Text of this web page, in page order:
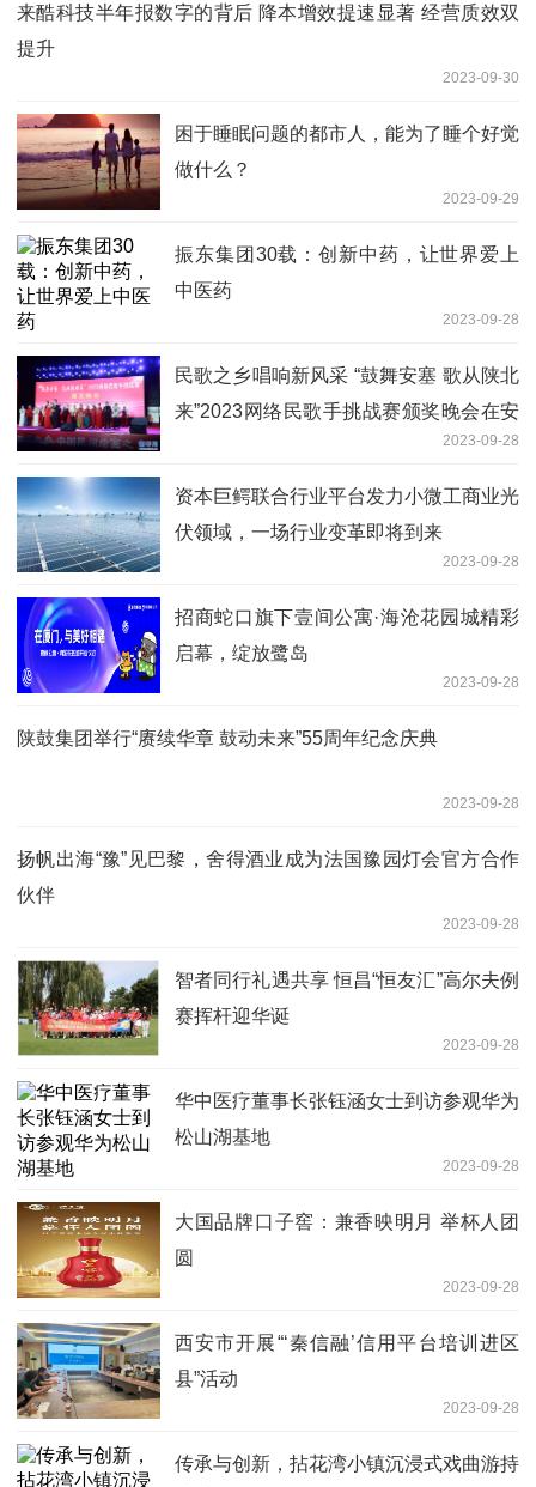
来酷科技半年报数字的背后 降本增效提速显著 经营质效双
提升
2023-09-30
困于睡眠问题的都市人，能为了睡个好觉
做什么？
2023-09-29
振东集团30载：创新中药，让世界爱上
中医药
2023-09-28
民歌之乡唱响新风采 “鼓舞安塞 歌从陕北
来”2023网络民歌手挑战赛颁奖晚会在安
2023-09-28
资本巨鳄联合行业平台发力小微工商业光
伏领域，一场行业变革即将到来
2023-09-28
招商蛇口旗下壹间公寓·海沧花园城精彩
启幕，绽放鹭岛
2023-09-28
陕鼓集团举行“赓续华章 鼓动未来”55周年纪念庆典
2023-09-28
扬帆出海“豫”见巴黎，舍得酒业成为法国豫园灯会官方合作
伙伴
2023-09-28
智者同行礼遇共享 恒昌“恒友汇”高尔夫例
赛挥杆迎华诞
2023-09-28
华中医疗董事长张钰涵女士到访参观华为
松山湖基地
2023-09-28
大国品牌口子窖：兼香映明月 举杯人团
圆
2023-09-28
西安市开展“‘秦信融’信用平台培训进区
县”活动
2023-09-28
传承与创新，拈花湾小镇沉浸式戏曲游持